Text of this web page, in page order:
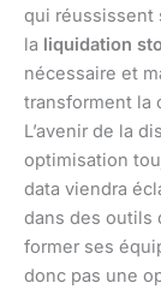
qui réussissent
la liquidation
nécessaire et
transforment la
L’avenir de la
optimisation
data viendra
dans des outils
former ses
donc pas une